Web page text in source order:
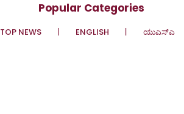
Popular Categories
TOP NEWS ENGLISH ಯುಎಸ್‌ಎ